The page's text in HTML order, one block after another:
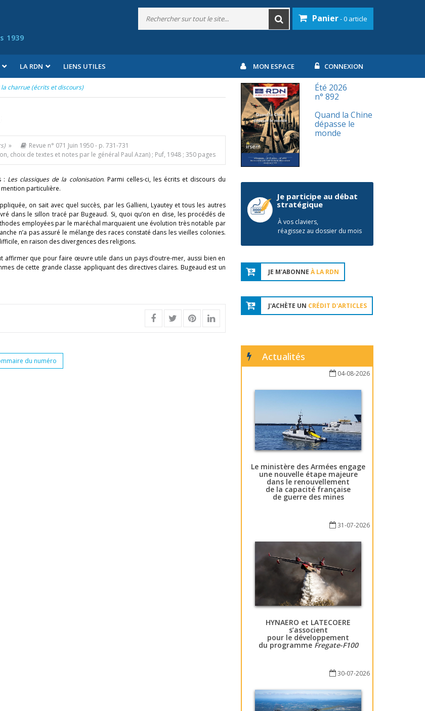
1939
Panier- 0 article
LA RDN LIENS UTILES MON ESPACE CONNEXION
la charrue (écrits et discours)
» Revue n° 071 Juin 1950- p. 731-731
choix de textes et notes par le général Paul Azan) ; Puf, 1948 ; 350 pages
: Les classiques de la colonisation. Parmi celles-ci, les écrits et discours du
particulière.
on sait avec quel succès, par les Gallieni, Lyautey et tous les autres
dans le sillon tracé par Bugeaud. Si, quoi qu’on en dise, les procédés de
employées par le maréchal marquaient une évolution très notable par
n’a pas assuré le mélange des races constaté dans les vieilles colonies.
en raison des divergences des religions.
que pour faire œuvre utile dans un pays d’outre-mer, aussi bien en
de cette grande classe appliquant des directives claires. Bugeaud est un
du numéro
Été 2026
n° 892
Quand la Chine
dépasse le
monde
Je participe au débat
stratégique
À vos claviers,
réagissez au dossier du mois
JE M'ABONNE À LA RDN
J'ACHÈTE UN CRÉDIT D'ARTICLES
Actualités
04-08-2026
Le ministère des Armées engage
une nouvelle étape majeure
dans le renouvellement
de la capacité française
de guerre des mines
31-07-2026
HYNAERO et LATECOERE
s’associent
pour le développement
du programme Fregate-F100
30-07-2026